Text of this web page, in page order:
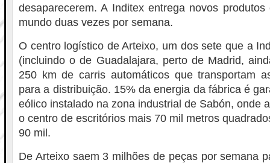
desaparecerem. A Inditex entrega novos
mundo duas vezes por semana.
O centro logístico de Arteixo, um dos sete que a
(incluindo o de Guadalajara, perto de Madrid,
250 km de carris automáticos que transportam
para a distribuição. 15% da energia da fábrica é
eólico instalado na zona industrial de Sabón, onde
o centro de escritórios mais 70 mil metros
90 mil.
De Arteixo saem 3 milhões de peças por semana